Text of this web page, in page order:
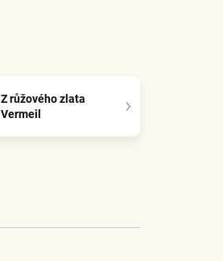
Z růžového zlata
Vermeil